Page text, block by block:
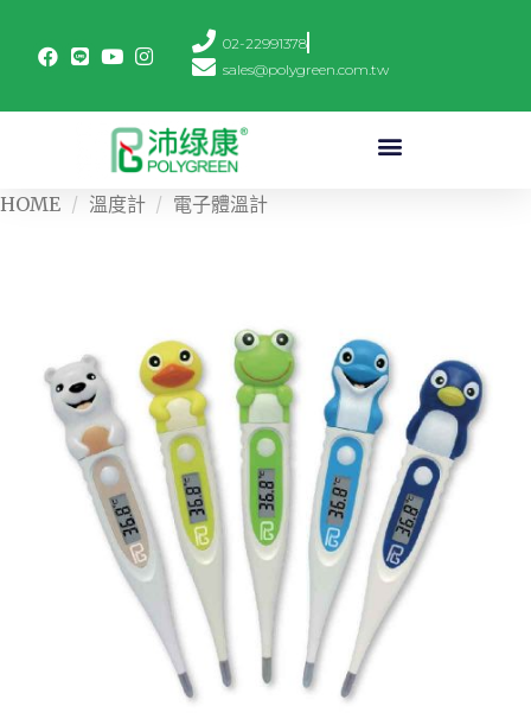
02-22991378
sales@polygreen.com.tw
HOME / 溫度計 / 電子體溫計